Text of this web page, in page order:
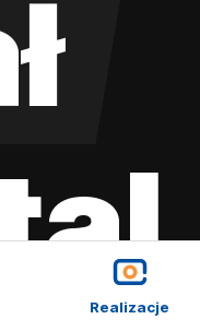
Realizacje